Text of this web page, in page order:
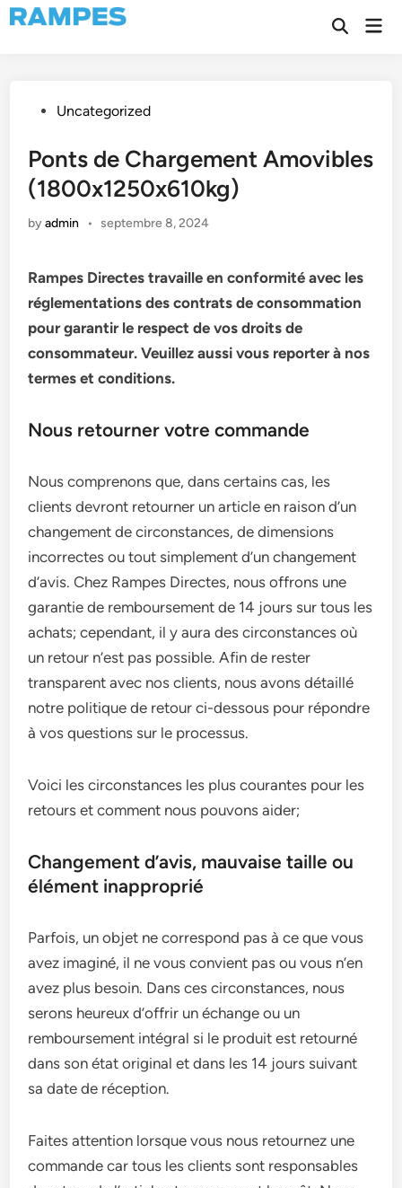
Skip
to
Open
PostedUncategorized
Ponts de Chargement Amovibles
(1800x1250x610kg)
byadmin • septembre 8, 2024
Rampes Directes travaille en conformité avec les
réglementations des contrats de consommation
pour garantir le respect de vos droits de
consommateur. Veuillez aussi vous reporter à nos
termes et conditions.
Nous retourner votre commande
Nous comprenons que, dans certains cas, les
clients devront retourner un article en raison d’un
changement de circonstances, de dimensions
incorrectes ou tout simplement d’un changement
d’avis. Chez Rampes Directes, nous offrons une
garantie de remboursement de 14 jours sur tous les
achats; cependant, il y aura des circonstances où
un retour n’est pas possible. Afin de rester
transparent avec nos clients, nous avons détaillé
notre politique de retour ci-dessous pour répondre
à vos questions sur le processus.
Voici les circonstances les plus courantes pour les
retours et comment nous pouvons aider;
Changement d’avis, mauvaise taille ou
élément inapproprié
Parfois, un objet ne correspond pas à ce que vous
avez imaginé, il ne vous convient pas ou vous n’en
avez plus besoin. Dans ces circonstances, nous
serons heureux d’offrir un échange ou un
remboursement intégral si le produit est retourné
dans son état original et dans les 14 jours suivant
sa date de réception.
Faites attention lorsque vous nous retournez une
commande car tous les clients sont responsables